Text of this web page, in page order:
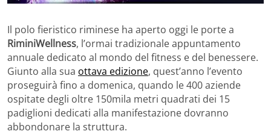
Il polo fieristico riminese ha aperto oggi le porte a
RiminiWellness, l’ormai tradizionale appuntamento
annuale dedicato al mondo del fitness e del benessere.
Giunto alla sua ottava edizione, quest’anno l’evento
proseguirà fino a domenica, quando le 400 aziende
ospitate degli oltre 150mila metri quadrati dei 15
padiglioni dedicati alla manifestazione dovranno
abbondonare la struttura.